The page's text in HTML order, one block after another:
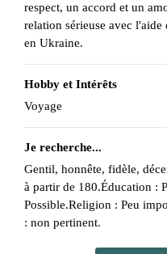
respect, un accord et un
relation sérieuse avec
en Ukraine.
Hobby et Intérêts
Voyage
Je recherche...
Gentil, honnête, fidèle,
à partir de 180.Éducation :
Possible.Religion : Peu
: non pertinent.